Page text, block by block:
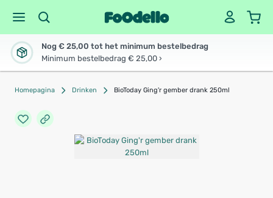
Nog € 25,00 tot het minimum bestelbedrag
Minimum bestelbedrag € 25,00 ›
Homepagina Drinken BioToday Ging'r gember drank 250ml